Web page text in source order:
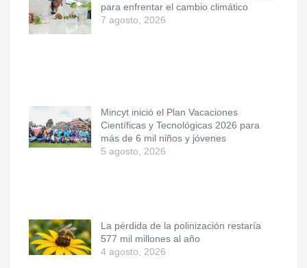
para enfrentar el cambio climático
7 agosto, 2026
Mincyt inició el Plan Vacaciones
Científicas y Tecnológicas 2026 para
más de 6 mil niños y jóvenes
5 agosto, 2026
La pérdida de la polinización restaría
577 mil millones al año
4 agosto, 2026